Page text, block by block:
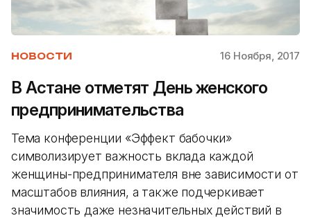
НОВОСТИ 16 Ноября, 2017
В Астане отметят День женского
предпринимательства
Тема конференции «Эффект бабочки»
символизирует важность вклада каждой
женщины-предпринимателя вне зависимости от
масштабов влияния, а также подчеркивает
значимость даже незначительных действий в